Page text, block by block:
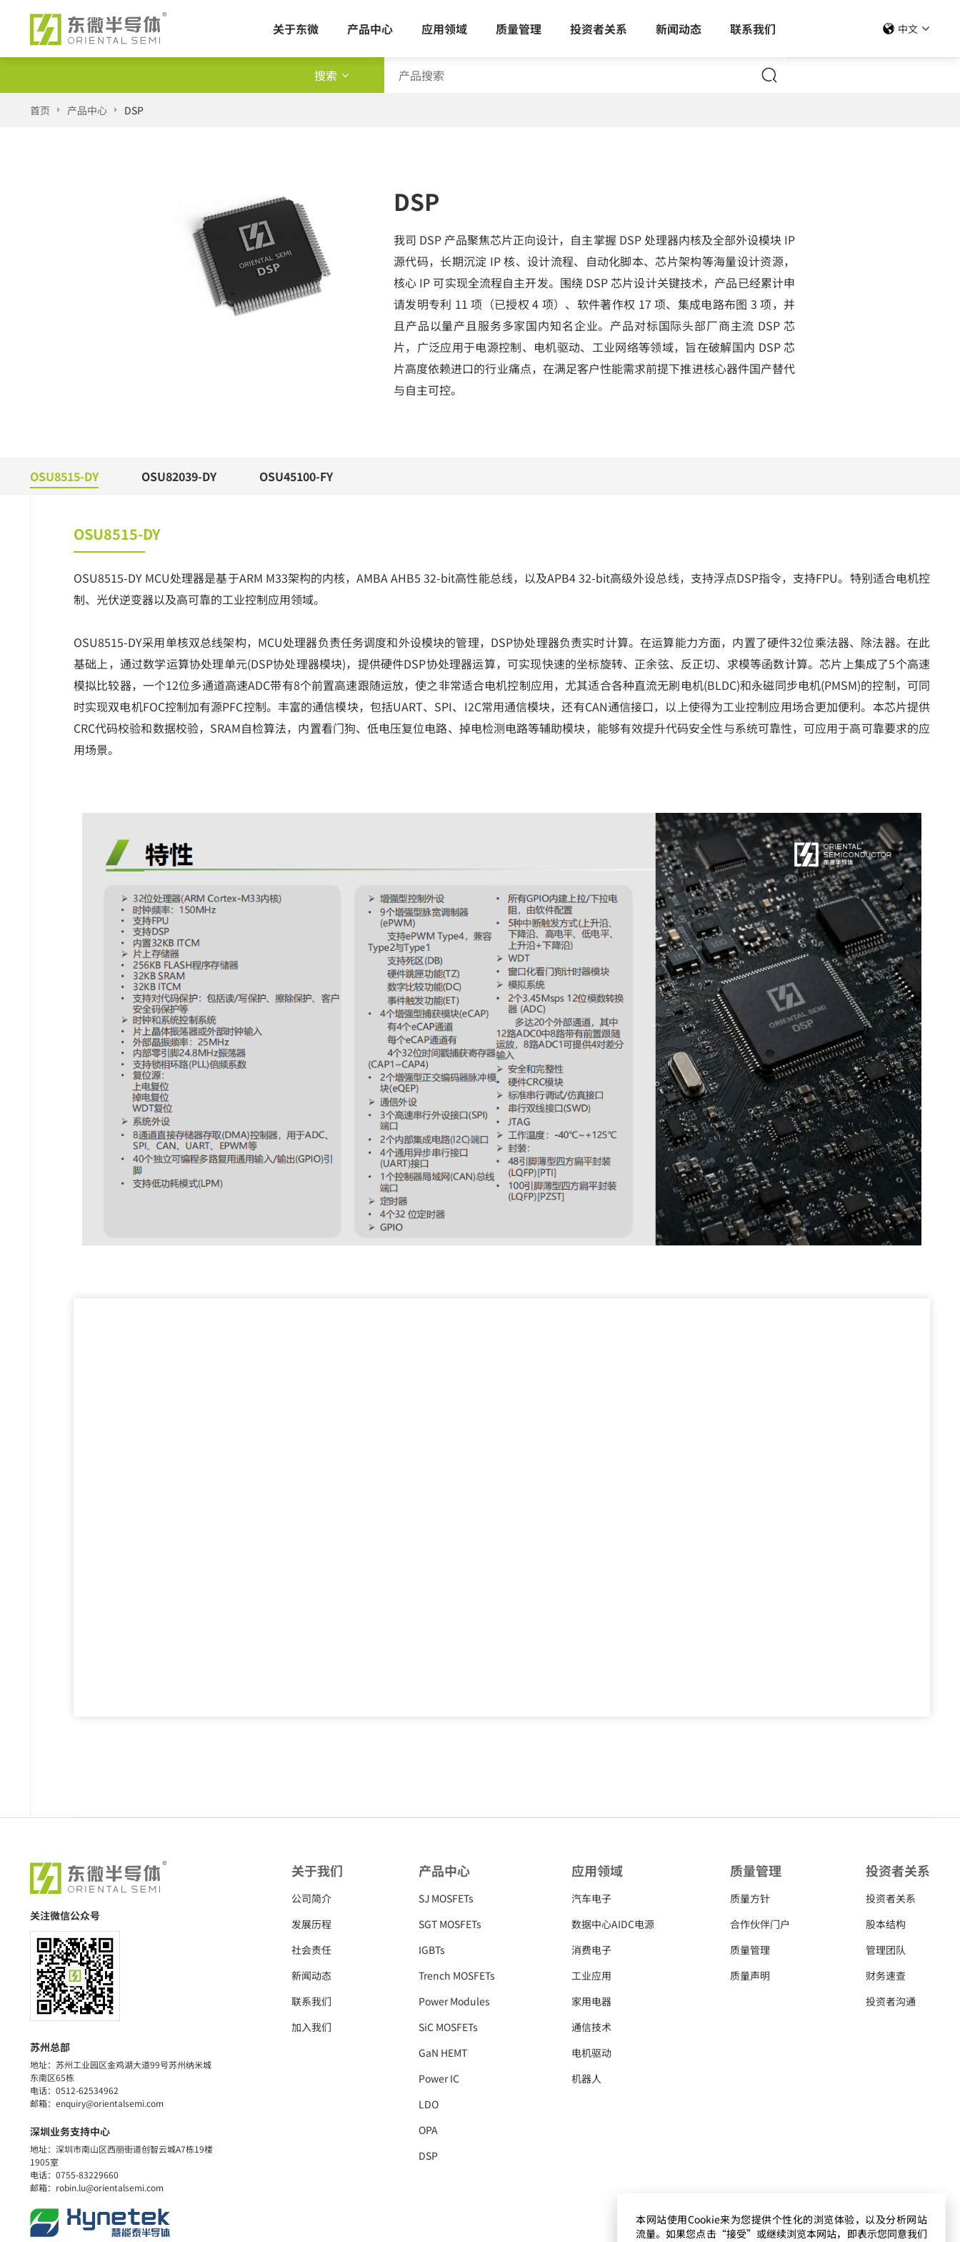
关于东微 产品中心 应用领域 质量管理 投资者关系 新闻动态 联系我们 中文
搜索
首页 产品中心 DSP
DSP
我司 DSP 产品聚焦芯片正向设计，自主掌握 DSP 处理器内核及全部外设模块 IP
源代码，长期沉淀 IP 核、设计流程、自动化脚本、芯片架构等海量设计资源，
核心 IP 可实现全流程自主开发。围绕 DSP 芯片设计关键技术，产品已经累计申
请发明专利 11 项（已授权 4 项）、软件著作权 17 项、集成电路布图 3 项，并
且产品以量产且服务多家国内知名企业。产品对标国际头部厂商主流 DSP 芯
片，广泛应用于电源控制、电机驱动、工业网络等领域，旨在破解国内 DSP 芯
片高度依赖进口的行业痛点，在满足客户性能需求前提下推进核心器件国产替代
与自主可控。
OSU8515-DY OSU82039-DY OSU45100-FY
OSU8515-DY
OSU8515-DY MCU处理器是基于ARM M33架构的内核，AMBA AHB5 32-bit高性能总线，以及APB4 32-bit高级外设总线，支持浮点DSP指令，支持FPU。特别适合电机控
制、光伏逆变器以及高可靠的工业控制应用领域。
OSU8515-DY采用单核双总线架构，MCU处理器负责任务调度和外设模块的管理，DSP协处理器负责实时计算。在运算能力方面，内置了硬件32位乘法器、除法器。在此
基础上，通过数学运算协处理单元(DSP协处理器模块)，提供硬件DSP协处理器运算，可实现快速的坐标旋转、正余弦、反正切、求模等函数计算。芯片上集成了5个高速
模拟比较器，一个12位多通道高速ADC带有8个前置高速跟随运放，使之非常适合电机控制应用，尤其适合各种直流无刷电机(BLDC)和永磁同步电机(PMSM)的控制，可同
时实现双电机FOC控制加有源PFC控制。丰富的通信模块，包括UART、SPI、I2C常用通信模块，还有CAN通信接口，以上使得为工业控制应用场合更加便利。本芯片提供
CRC代码校验和数据校验，SRAM自检算法，内置看门狗、低电压复位电路、掉电检测电路等辅助模块，能够有效提升代码安全性与系统可靠性，可应用于高可靠要求的应
用场景。
关注微信公众号
苏州总部
地址：苏州工业园区金鸡湖大道99号苏州纳米城
东南区65栋
电话：0512-62534962
邮箱：enquiry@orientalsemi.com
深圳业务支持中心
地址：深圳市南山区西丽街道创智云城A7栋19楼
1905室
电话：0755-83229660
邮箱：robin.lu@orientalsemi.com
关于我们
公司简介
发展历程
社会责任
新闻动态
联系我们
加入我们
产品中心
SJ MOSFETs
SGT MOSFETs
IGBTs
Trench MOSFETs
Power Modules
SiC MOSFETs
GaN HEMT
Power IC
LDO
OPA
DSP
应用领域
汽车电子
数据中心AIDC电源
消费电子
工业应用
家用电器
通信技术
电机驱动
机器人
质量管理
质量方针
合作伙伴门户
质量管理
质量声明
投资者关系
投资者关系
股本结构
管理团队
财务速查
投资者沟通
本网站使用Cookie来为您提供个性化的浏览体验，以及分析网站
流量。如果您点击“接受”或继续浏览本网站，即表示您同意我们